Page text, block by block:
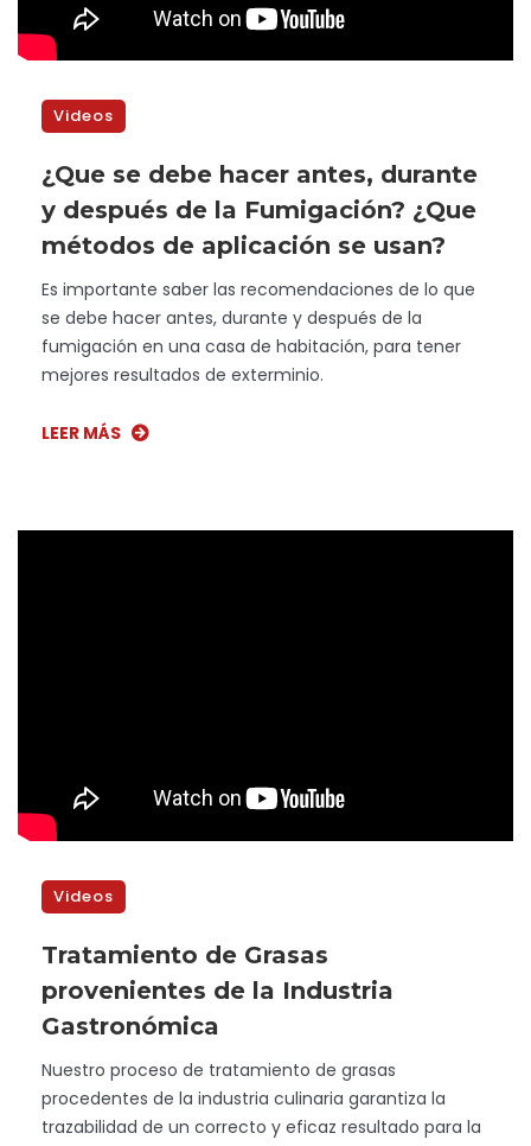
Videos
¿Que se debe hacer antes, durante
y después de la Fumigación? ¿Que
métodos de aplicación se usan?
Es importante saber las recomendaciones de lo que
se debe hacer antes, durante y después de la
fumigación en una casa de habitación, para tener
mejores resultados de exterminio.
LEER MÁS
Videos
Tratamiento de Grasas
provenientes de la Industria
Gastronómica
Nuestro proceso de tratamiento de grasas
procedentes de la industria culinaria garantiza la
trazabilidad de un correcto y eficaz resultado para la